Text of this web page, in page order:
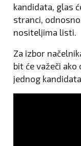
kandidata, glas
stranci,
nositeljima listi.
Za izbor
bit će važeči
jednog